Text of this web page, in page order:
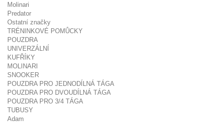
Molinari
Predator
Ostatní značky
TRÉNINKOVÉ POMŮCKY
POUZDRA
UNIVERZÁLNÍ
KUFŘÍKY
MOLINARI
SNOOKER
POUZDRA PRO JEDNODÍLNÁ TÁGA
POUZDRA PRO DVOUDÍLNÁ TÁGA
POUZDRA PRO 3/4 TÁGA
TUBUSY
Adam